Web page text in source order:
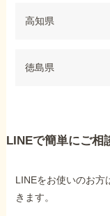
高知県
徳島県
LINEで簡単にご相
LINEをお使いのお方
きます。